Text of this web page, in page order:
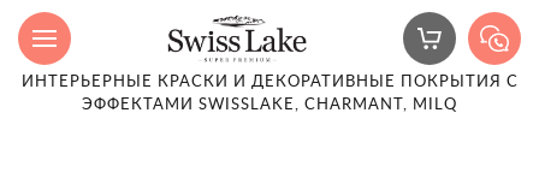
ИНТЕРЬЕРНЫЕ КРАСКИ И ДЕКОРАТИВНЫЕ ПОКРЫТИЯ С
ЭФФЕКТАМИ SWISSLAKE, CHARMANT, MILQ